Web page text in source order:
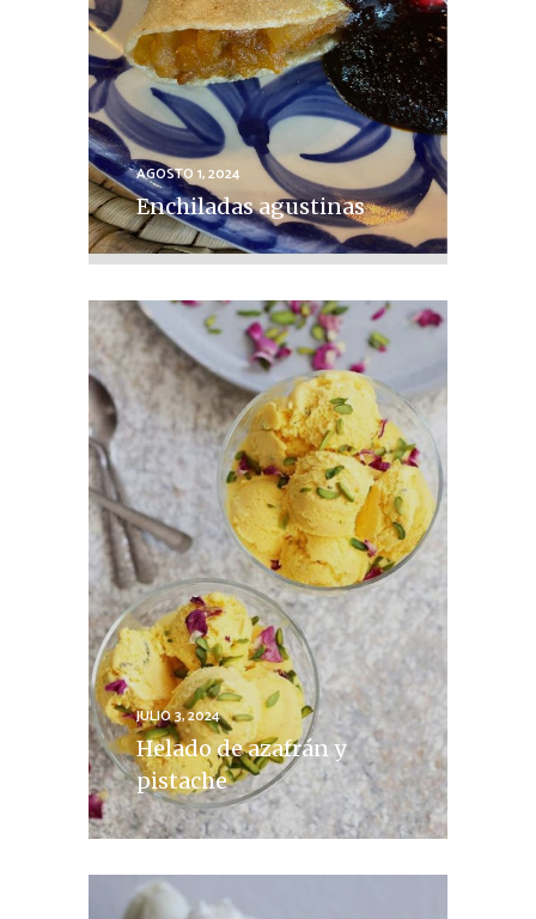
AGOSTO 1, 2024
Enchiladas agustinas
JULIO 3, 2024
Helado de azafrán y
pistache